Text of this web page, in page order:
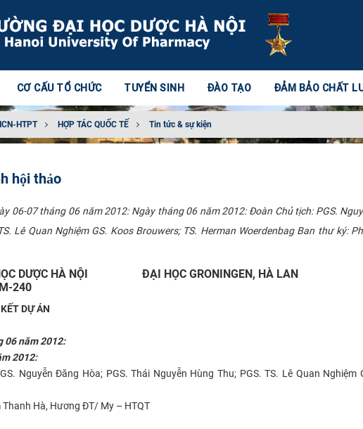
CƠ CẤU TỔ CHỨC TUYỂN SINH ĐÀO TẠO ĐẢM BẢO CHẤT
HTPT HỢP TÁC QUỐC TẾ Tin tức & sự kiện
hội thảo
06-07 tháng 06 năm 2012: Ngày tháng 06 năm 2012: Đoàn Chủ tịch: PGS.
Lê Quan Nghiệm GS. Koos Brouwers; TS. Herman Woerdenbag Ban thư ký:
DƯỢC HÀ NỘI
ĐẠI HỌC GRONINGEN, HÀ LAN
240
DỰ ÁN
06 năm 2012:
2012:
Nguyễn Đăng Hòa; PGS. Thái Nguyễn Hùng Thu; PGS. TS. Lê Quan Nghiệm
Thanh Hà, Hương ĐT/ My – HTQT